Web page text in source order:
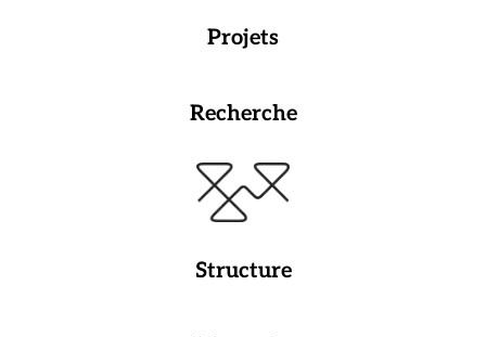
Projets
Recherche
Structure